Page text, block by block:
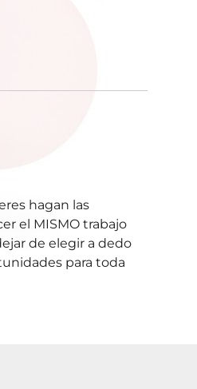
hagan las
el MISMO trabajo
de elegir a dedo
para toda